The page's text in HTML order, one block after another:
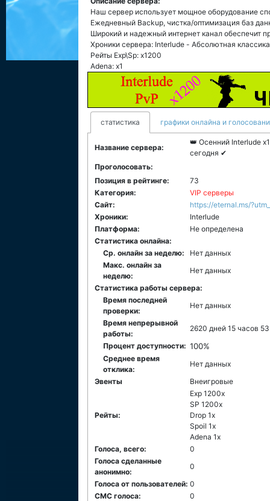
Наш сервер использует мощное оборудование
Ежедневный Backup, чистка/оптимизация баз
Широкий и надежный интернет канал обеспечит
Хроники сервера: Interlude - Абсолютная
Рейты Exp\Sp: x1200
Adena: x1
статистика графики онлайна и
Название сервера:
👑 Осенний Interlude
сегодня ✔
Проголосовать:
Позиция в рейтинге:
73
Категория:
VIP серверы
Сайт:
https://eternal.ms/
Хроники:
Interlude
Платформа:
Не определена
Статистика онлайна:
Ср. онлайн за неделю:
Нет данных
Макс. онлайн за
неделю:
Нет данных
Статистика работы сервера:
Время последней
проверки:
Нет данных
Время непрерывной
работы:
2620 дней 15 часов
Процент доступности: 100%
Среднее время
отклика:
Нет данных
Эвенты
Внеигровые
Рейты:
Exp 1200x
SP 1200x
Drop 1x
Spoil 1x
Adena 1x
Голоса, всего:
0
Голоса сделанные
анонимно:
0
Голоса от пользователей: 0
СМС голоса:
0